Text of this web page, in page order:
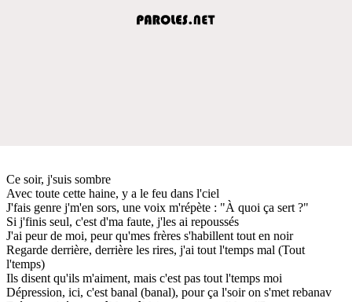
Ce soir, j'suis sombre
Avec toute cette haine, y a le feu dans l'ciel
J'fais genre j'm'en sors, une voix m'répète : "À quoi ça sert ?"
Si j'finis seul, c'est d'ma faute, j'les ai repoussés
J'ai peur de moi, peur qu'mes frères s'habillent tout en noir
Regarde derrière, derrière les rires, j'ai tout l'temps mal (Tout
l'temps)
Ils disent qu'ils m'aiment, mais c'est pas tout l'temps moi
Dépression, ici, c'est banal (banal), pour ça l'soir on s'met rebanav